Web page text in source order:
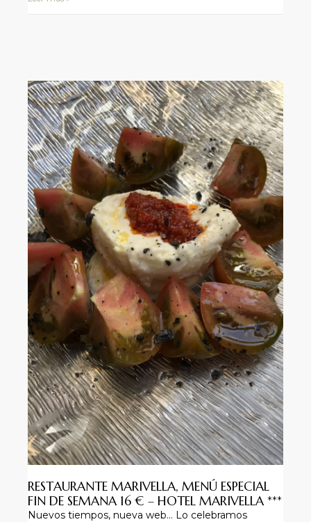
RESTAURANTE MARIVELLA, MENÚ ESPECIAL
FIN DE SEMANA 16 € – HOTEL MARIVELLA ***
Nuevos tiempos, nueva web… Lo celebramos